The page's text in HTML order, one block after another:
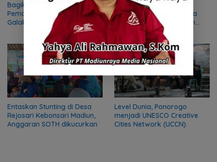
Bagikan 1 Rumah 1 Pohon,
Pemdes Bukur Jiwan
Galakkan Penghijauan
Segera dibangun, Lahan
Kopdes Merah Putih Desa
Purworejo Geger Madiun
telah ditetapkan
Entaskan Stunting di Desa
Rejosari Kebonsari Madiun,
Anggaran SOTH dikucurkan
Level Dunia, Ponorogo
menjadi UNESCO Creative
Cities Network (UCCN)